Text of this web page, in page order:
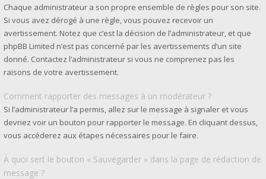
Chaque administrateur a son propre ensemble de règles pour son site.
Si vous avez dérogé à une règle, vous pouvez recevoir un
avertissement. Notez que c’est la décision de l’administrateur, et que
phpBB Limited n’est pas concerné par les avertissements d’un site
donné. Contactez l’administrateur si vous ne comprenez pas les
raisons de votre avertissement.
Comment rapporter des messages à un modérateur ?
Si l’administrateur l’a permis, allez sur le message à signaler et vous
devriez voir un bouton pour rapporter le message. En cliquant dessus,
vous accéderez aux étapes nécessaires pour le faire.
À quoi sert le bouton « Sauvegarder » dans la page de rédaction de
message ?